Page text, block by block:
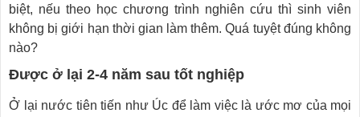
biệt, nếu theo học chương trình nghiên cứu thì sinh viên
không bị giới hạn thời gian làm thêm. Quá tuyệt đúng không
nào?
Được ở lại 2-4 năm sau tốt nghiệp
Ở lại nước tiên tiến như Úc để làm việc là ước mơ của mọi